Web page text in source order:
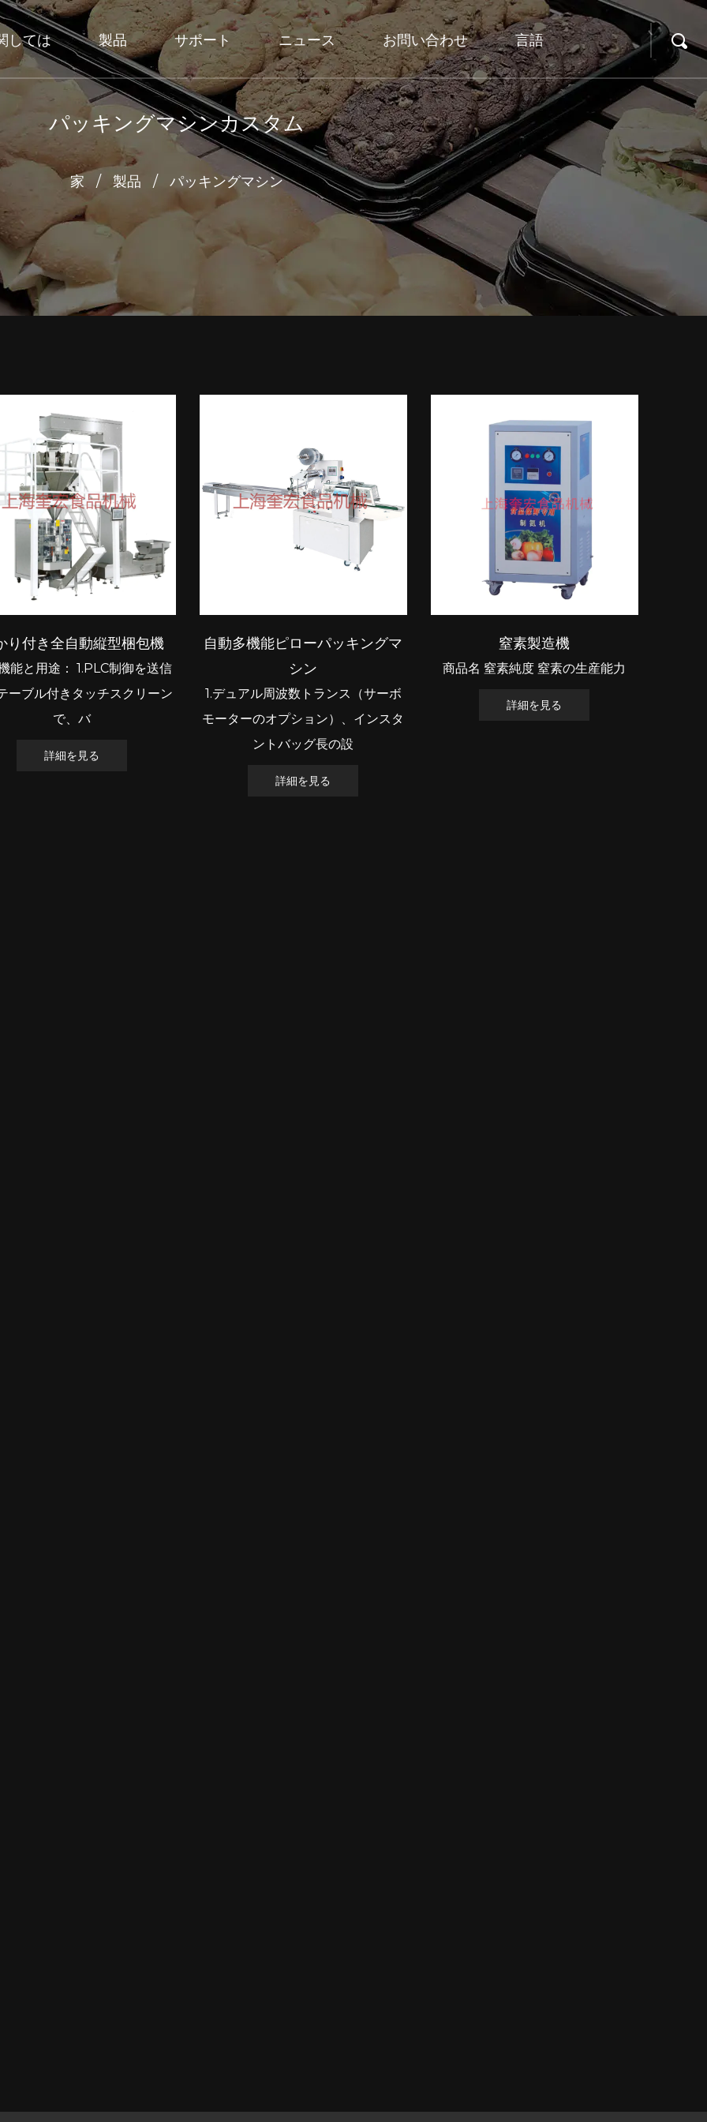
しては 製品 サポート ニュース お問い合わせ 言語
パッキングマシンカスタム
家 / 製品 / パッキングマシン
り付き全自動縦型梱包機
能と用途： 1.PLC制御を送信
ーブル付きタッチスクリーン
で、バ
詳細を見る
自動多機能ピローパッキングマ
シン
1.デュアル周波数トランス（サーボ
モーターのオプション）、インスタ
ントバッグ長の設
詳細を見る
窒素製造機
商品名 窒素純度 窒素の生産能力
詳細を見る